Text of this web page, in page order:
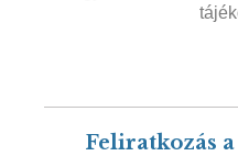
Feliratkozás